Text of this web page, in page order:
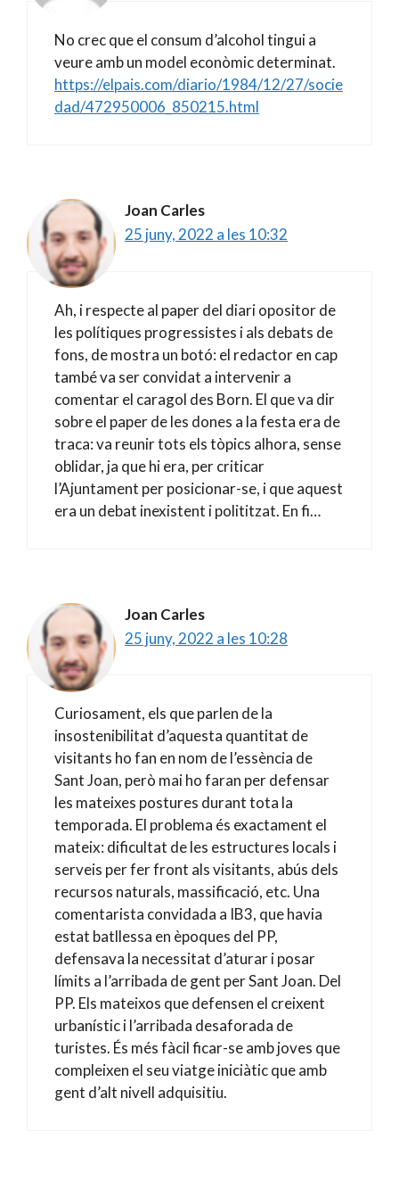
No crec que el consum d’alcohol tingui a
veure amb un model econòmic determinat.
https://elpais.com/diario/1984/12/27/socie
dad/472950006_850215.html
Joan Carles
25 juny, 2022 a les 10:32
Ah, i respecte al paper del diari opositor de
les polítiques progressistes i als debats de
fons, de mostra un botó: el redactor en cap
també va ser convidat a intervenir a
comentar el caragol des Born. El que va dir
sobre el paper de les dones a la festa era de
traca: va reunir tots els tòpics alhora, sense
oblidar, ja que hi era, per criticar
l’Ajuntament per posicionar-se, i que aquest
era un debat inexistent i polititzat. En fi…
Joan Carles
25 juny, 2022 a les 10:28
Curiosament, els que parlen de la
insostenibilitat d’aquesta quantitat de
visitants ho fan en nom de l’essència de
Sant Joan, però mai ho faran per defensar
les mateixes postures durant tota la
temporada. El problema és exactament el
mateix: dificultat de les estructures locals i
serveis per fer front als visitants, abús dels
recursos naturals, massificació, etc. Una
comentarista convidada a IB3, que havia
estat batllessa en èpoques del PP,
defensava la necessitat d’aturar i posar
límits a l’arribada de gent per Sant Joan. Del
PP. Els mateixos que defensen el creixent
urbanístic i l’arribada desaforada de
turistes. És més fàcil ficar-se amb joves que
compleixen el seu viatge iniciàtic que amb
gent d’alt nivell adquisitiu.